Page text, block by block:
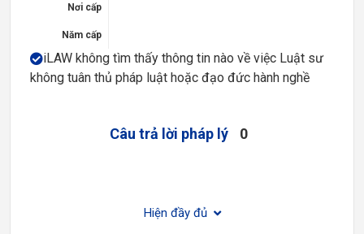
Nơi cấp
Năm cấp
iLAW không tìm thấy thông tin nào về việc Luật sư
không tuân thủ pháp luật hoặc đạo đức hành nghề
Câu trả lời pháp lý 0
Hiện đầy đủ